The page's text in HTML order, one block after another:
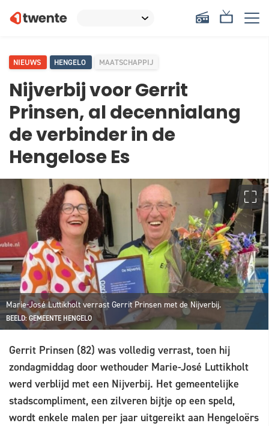
NIEUWS HENGELO MAATSCHAPPIJ
Nijverbij voor Gerrit
Prinsen, al decennialang
de verbinder in de
Hengelose Es
Marie-José Luttikholt verrast Gerrit Prinsen met de Nijverbij.
BEELD: GEMEENTE HENGELO
Gerrit Prinsen (82) was volledig verrast, toen hij
zondagmiddag door wethouder Marie-José Luttikholt
werd verblijd met een Nijverbij. Het gemeentelijke
stadscompliment, een zilveren bijtje op een speld,
wordt enkele malen per jaar uitgereikt aan Hengeloërs